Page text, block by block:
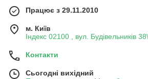
Працює з 29.11.2010
м. Київ
Індекс 02100 , вул. Будівельників
Контакти
Сьогодні вихідний